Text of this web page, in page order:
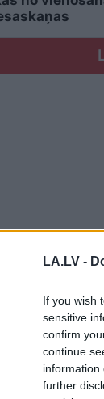
LA.LV -
If you wish
sensitive
confirm
continue
information
further
ar olām